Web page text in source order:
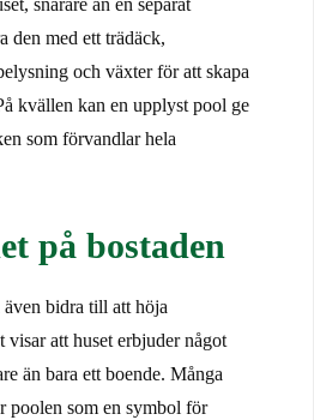
snarare än en separat
den med ett trädäck,
och växter för att skapa
kvällen kan en upplyst pool ge
som förvandlar hela
på bostaden
bidra till att höja
visar att huset erbjuder något
än bara ett boende. Många
poolen som en symbol för